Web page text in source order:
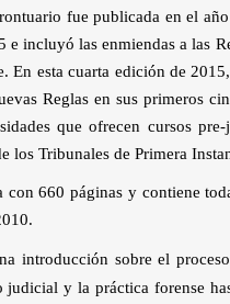
fue publicada en el
e incluyó las enmiendas a las
En esta cuarta edición de
Reglas en sus primeros
que ofrecen cursos
los Tribunales de Primera
con 660 páginas y contiene
introducción sobre el
judicial y la práctica forense